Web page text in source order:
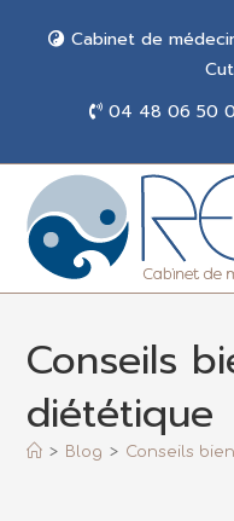
Cabinet de
04 48 06 50
Conseils
diététique
> Blog > Conseils